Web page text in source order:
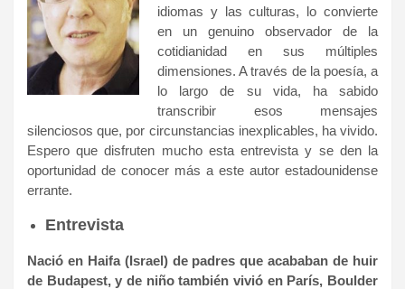
idiomas y las culturas, lo convierte
en un genuino observador de la
cotidianidad en sus múltiples
dimensiones. A través de la poesía, a
lo largo de su vida, ha sabido
transcribir esos mensajes
silenciosos que, por circunstancias inexplicables, ha vivido.
Espero que disfruten mucho esta entrevista y se den la
oportunidad de conocer más a este autor estadounidense
errante.
Entrevista
Nació en Haifa (Israel) de padres que acababan de huir
de Budapest, y de niño también vivió en París, Boulder